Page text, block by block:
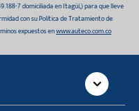
7 domiciliada en Itagüí,) para que lleve
con su Política de Tratamiento de
expuestos enwww.auteco.com.co